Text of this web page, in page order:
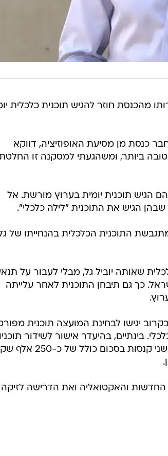
מהכנסת חוזר להגיש תוכנית כלכלית
כנסת מן מסיעת האופוזיציה, דווקא
הטובה ביותר, ומשהגעתי למסקנה זו
הגיש תוכנית יומית בערוץ מורשת. אל
מתגבשת התוכנית הכלכלית בהנחייתו של
שאותה יוביל גל, מבלי לעבור על
כך גם תיבחן התוכנית לאחר עלייתה
יגישו לבחינת המועצה תוכנית
בינתיים, בהיעדר אישור לשידור
אקטואליה וחדשות ספג הערוץ בחודשיים האחרונים שני
והאקטואליה ואת הדרישה לזיקה